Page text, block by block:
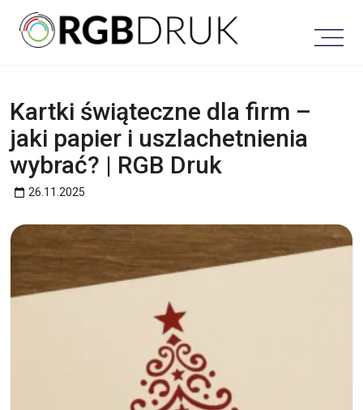
content
Kartki świąteczne dla firm –
jaki papier i uszlachetnienia
wybrać? | RGB Druk
26.11.2025